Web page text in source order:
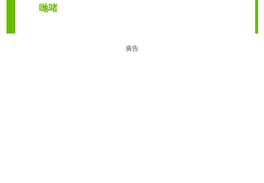
哋啫
廣告